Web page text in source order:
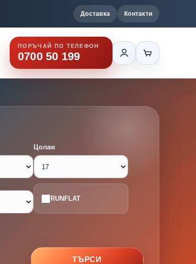
Доставка Контакти
ПОРЪЧАЙ ПО ТЕЛЕФОН
0700 50 199
Цолаж
RUNFLAT
ТЪРСИ